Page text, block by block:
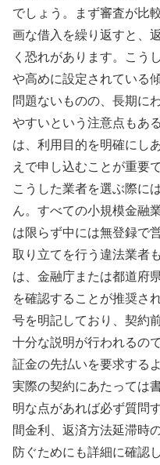
でしょう。まず審査が比
画な借入を繰り返すと、
く恐れがあります。こう
や高めに設定されている
問題ないものの、長期に
やすいという注意点もあ
は、利用目的を明確にし
えで申し込むことが重要で
こうした業者を選ぶ際に
ん。すべての小規模金融
は限らず中には無登録で
取り立てを行う違法業者
は、金融庁または都道府
を確認することが推奨さ
号を明記しており、契約
十分な説明が行われるの
証金の先払いを要求する
実際の契約にあたっては
明な点があれば必ず質問
間金利、返済方法延滞時
防ぐためにも詳細に確認